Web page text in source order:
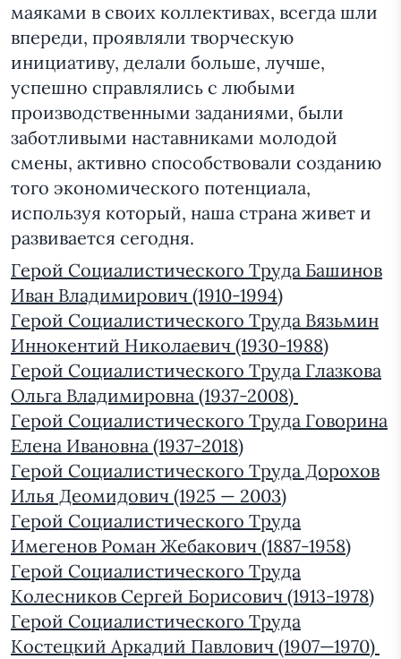
маяками в своих коллективах, всегда шли
впереди, проявляли творческую
инициативу, делали больше, лучше,
успешно справлялись с любыми
производственными заданиями, были
заботливыми наставниками молодой
смены, активно способствовали созданию
того экономического потенциала,
используя который, наша страна живет и
развивается сегодня.
Герой Социалистического Труда Башинов
Иван Владимирович (1910-1994)
Герой Социалистического Труда Вязьмин
Иннокентий Николаевич (1930-1988)
Герой Социалистического Труда Глазкова
Ольга Владимировна (1937-2008)
Герой Социалистического Труда Говорина
Елена Ивановна (1937-2018)
Герой Социалистического Труда Дорохов
Илья Деомидович (1925 — 2003)
Герой Социалистического Труда
Имегенов Роман Жебакович (1887-1958)
Герой Социалистического Труда
Колесников Сергей Борисович (1913-1978)
Герой Социалистического Труда
Костецкий Аркадий Павлович (1907—1970)